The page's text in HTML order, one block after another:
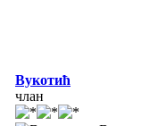
Вукотић
члан